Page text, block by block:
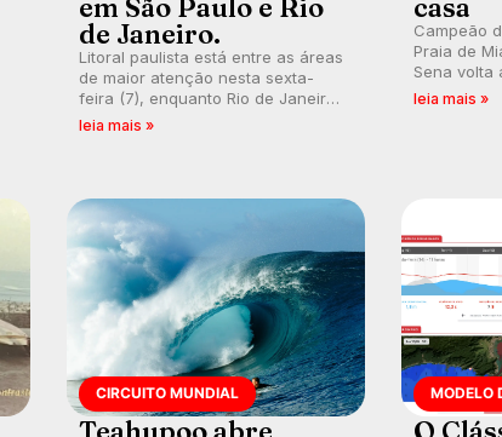
em São Paulo e Rio
de Janeiro.
Litoral paulista está entre as áreas
de maior atenção nesta sexta-
feira (7), enquanto Rio de Janeiro
também recebe alerta para ventos
leia mais »
casa
Campeão
Praia de
Sena volta
busca de
leia mais »
CIRCUITO MUNDIAL MODELO